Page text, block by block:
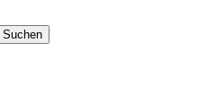
Suchen